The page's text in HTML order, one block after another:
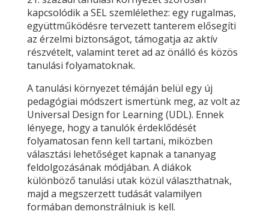
kapcsolódik a SEL szemlélethez: egy rugalmas,
együttműködésre tervezett tanterem elősegíti
az érzelmi biztonságot, támogatja az aktív
részvételt, valamint teret ad az önálló és közös
tanulási folyamatoknak.
A tanulási környezet témáján belül egy új
pedagógiai módszert ismertünk meg, az volt az
Universal Design for Learning (UDL). Ennek
lényege, hogy a tanulók érdeklődését
folyamatosan fenn kell tartani, miközben
választási lehetőséget kapnak a tananyag
feldolgozásának módjában. A diákok
különböző tanulási utak közül választhatnak,
majd a megszerzett tudását valamilyen
formában demonstrálniuk is kell.